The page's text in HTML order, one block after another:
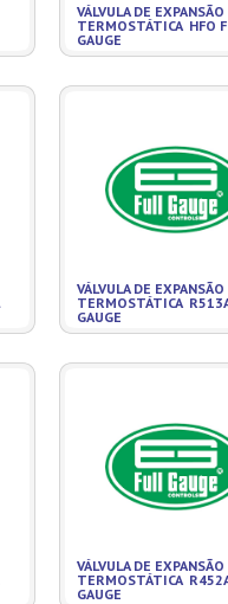
VÁLVULA DE EXPANSÃO
TERMOSTÁTICA HFO
GAUGE
VÁLVULA DE EXPANSÃO
TERMOSTÁTICA
GAUGE
VÁLVULA DE EXPANSÃO
TERMOSTÁTICA
GAUGE